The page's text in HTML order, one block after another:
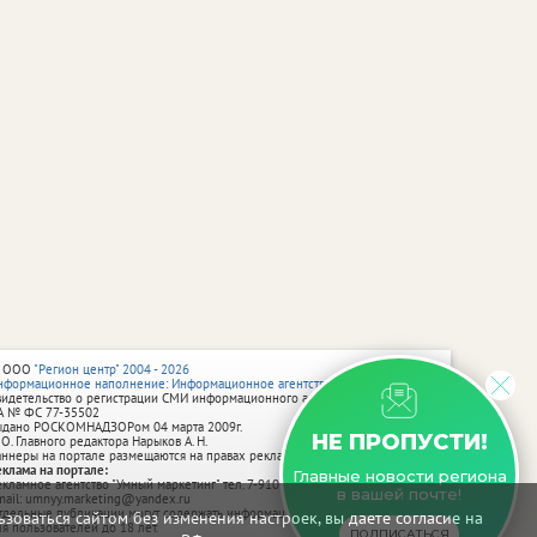
сайтом без изменения настроек, вы даете согласие на
НЕ ПРОПУСТИ!
Главные новости региона
в вашей почте!
"Регион центр" 2004 - 2026
наполнение: Информационное агентство vRossii.ru
о регистрации СМИ информационного агентства vRossii.ru
№ ФС 77‑35502
РОСКОМНАДЗОРом 04 марта 2009г.
Главного редактора Нарыков А. Н.
на портале размещаются на правах рекламы.
на портале:
агентство "Умный маркетинг" тел. 7-910-267-70-40,
umnyy.marketing@yandex.ru
публикации могут содержать информацию, не предназначенную
пользователей до 18 лет.